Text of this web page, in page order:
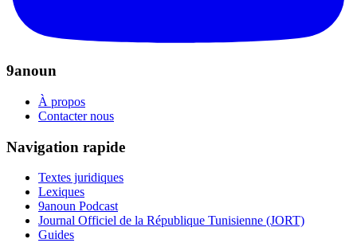
9anoun
À propos
Contacter nous
Navigation rapide
Textes juridiques
Lexiques
9anoun Podcast
Journal Officiel de la République Tunisienne (JORT)
Guides